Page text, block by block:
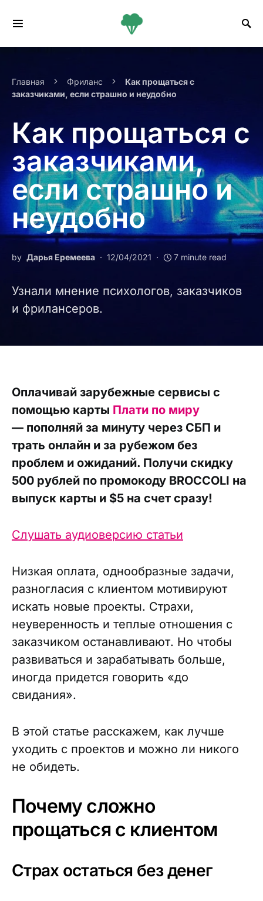
Главная Фриланс
Как прощаться с
заказчиками, если страшно и неудобно
Как прощаться с
заказчиками,
если страшно и
неудобно
by Дарья Еремеева 12/04/2021 7 minute read
Узнали мнение психологов, заказчиков
и фрилансеров.
Оплачивай зарубежные сервисы с
помощью карты Плати по миру
— пополняй за минуту через СБП и
трать онлайн и за рубежом без
проблем и ожиданий. Получи скидку
500 рублей по промокоду BROCCOLI на
выпуск карты и $5 на счет сразу!
Слушать аудиоверсию статьи
Низкая оплата, однообразные задачи,
разногласия с клиентом мотивируют
искать новые проекты. Страхи,
неуверенность и теплые отношения с
заказчиком останавливают. Но чтобы
развиваться и зарабатывать больше,
иногда придется говорить «до
свидания».
В этой статье расскажем, как лучше
уходить с проектов и можно ли никого
не обидеть.
Почему сложно
прощаться с клиентом
Страх остаться без денег